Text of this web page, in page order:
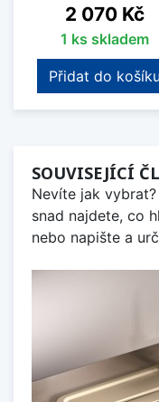
Cena
2 070 Kč
1 ks skladem
Přidat do košíku
SOUVISEJÍCÍ
Nevíte jak
snad najdete, co
nebo napište a